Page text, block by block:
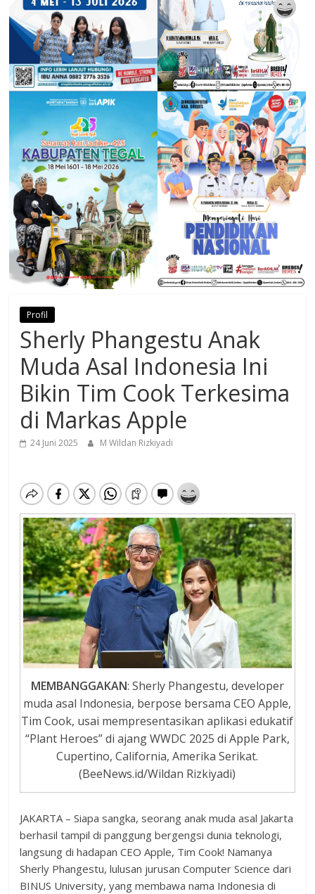
Profil
Sherly Phangestu Anak
Muda Asal Indonesia Ini
Bikin Tim Cook Terkesima
di Markas Apple
24 Juni 2025 M Wildan Rizkiyadi
MEMBANGGAKAN: Sherly Phangestu, developer
muda asal Indonesia, berpose bersama CEO Apple,
Tim Cook, usai mempresentasikan aplikasi edukatif
“Plant Heroes” di ajang WWDC 2025 di Apple Park,
Cupertino, California, Amerika Serikat.
(BeeNews.id/Wildan Rizkiyadi)
JAKARTA – Siapa sangka, seorang anak muda asal Jakarta
berhasil tampil di panggung bergengsi dunia teknologi,
langsung di hadapan CEO Apple, Tim Cook! Namanya
Sherly Phangestu, lulusan jurusan Computer Science dari
BINUS University, yang membawa nama Indonesia di